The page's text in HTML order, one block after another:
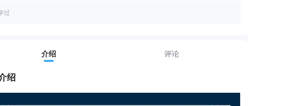
过
介绍 评论
绍